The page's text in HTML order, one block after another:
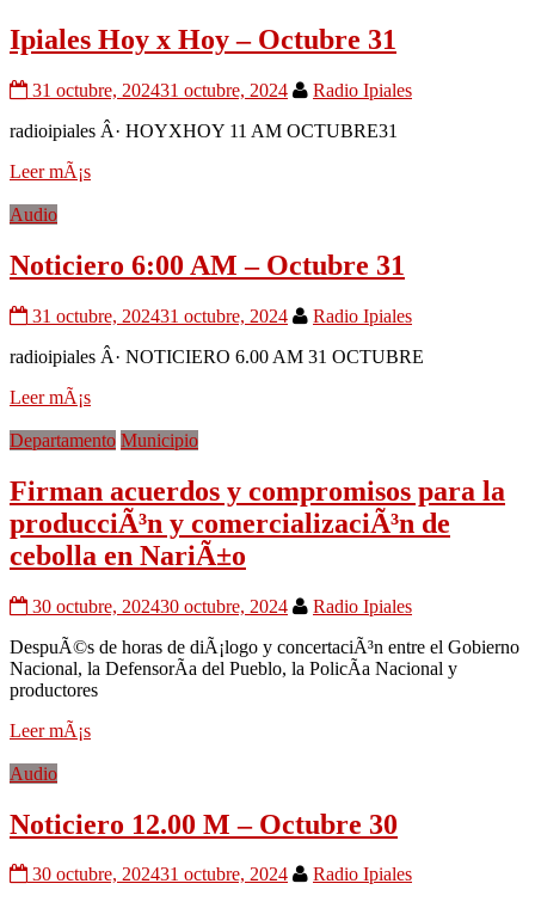
Ipiales Hoy x Hoy – Octubre 31
31 octubre, 202431 octubre, 2024
Radio Ipiales
radioipiales Â· HOYXHOY 11 AM OCTUBRE31
Leer mÃ¡s
Audio
Noticiero 6:00 AM – Octubre 31
31 octubre, 202431 octubre, 2024
Radio Ipiales
radioipiales Â· NOTICIERO 6.00 AM 31 OCTUBRE
Leer mÃ¡s
Departamento Municipio
Firman acuerdos y compromisos para la
producciÃ³n y comercializaciÃ³n de
cebolla en NariÃ±o
30 octubre, 202430 octubre, 2024
Radio Ipiales
DespuÃ©s de horas de diÃ¡logo y concertaciÃ³n entre el Gobierno
Nacional, la DefensorÃ­a del Pueblo, la PolicÃ­a Nacional y
productores
Leer mÃ¡s
Audio
Noticiero 12.00 M – Octubre 30
30 octubre, 202431 octubre, 2024
Radio Ipiales